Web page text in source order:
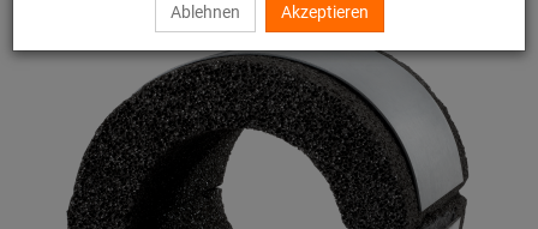
Ablehnen Akzeptieren